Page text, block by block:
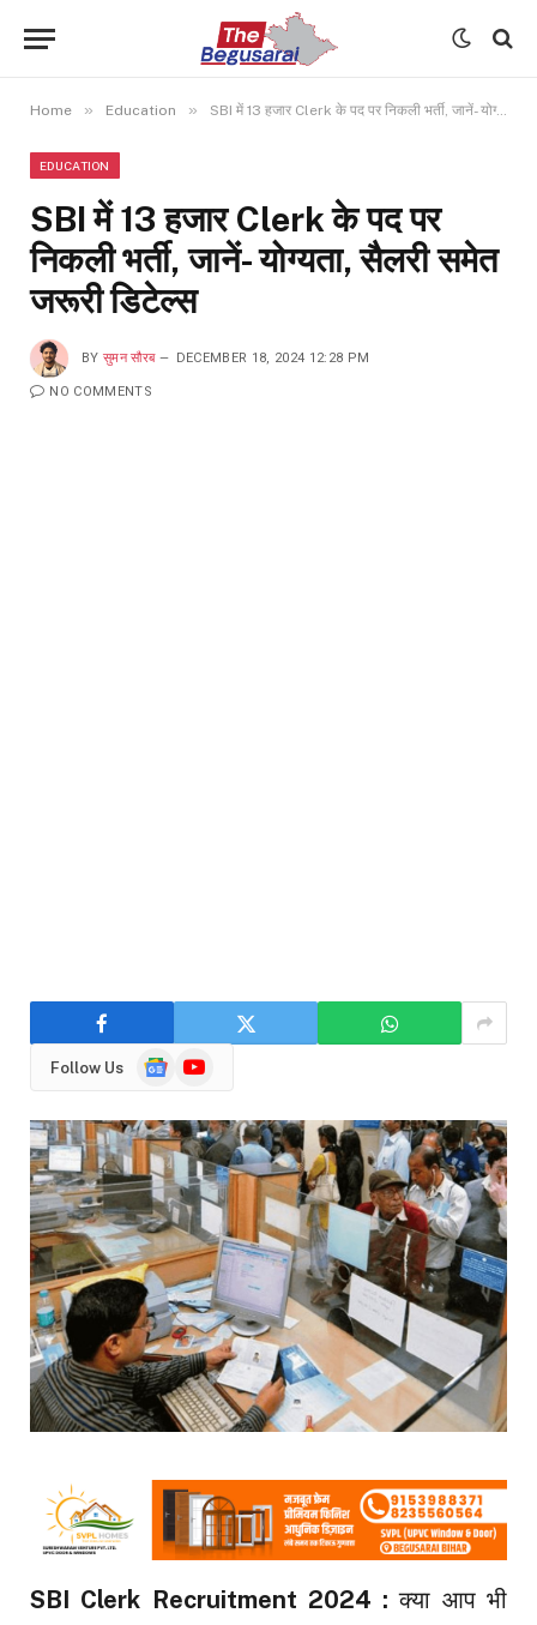
Home » Education » SBI में 13 हजार Clerk के पद पर निकली भर्ती, जानें- योग्यता, सैलरी समेत जरूरी डिटेल्स
EDUCATION
SBI में 13 हजार Clerk के पद पर
निकली भर्ती, जानें- योग्यता, सैलरी समेत
जरूरी डिटेल्स
BY सुमन सौरब DECEMBER 18, 2024 12:28 PM
NO COMMENTS
Follow Us
GoogleYouTube
SBI Clerk Recruitment 2024 :क्या आप भी